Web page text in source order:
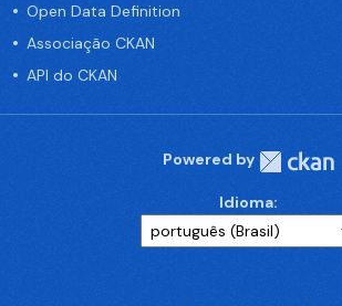
Open Data Definition
Associação CKAN
API do CKAN
Powered by
Idioma